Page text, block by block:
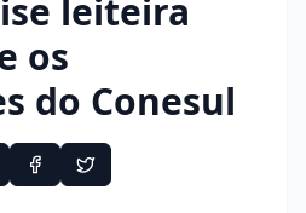
leiteira
os
do Conesul